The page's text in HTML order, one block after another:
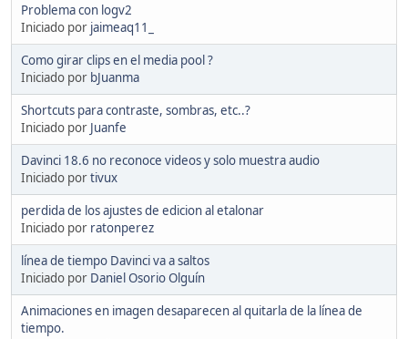
Problema con logv2
Iniciado por jaimeaq11_
Como girar clips en el media pool ?
Iniciado por bJuanma
Shortcuts para contraste, sombras, etc..?
Iniciado por Juanfe
Davinci 18.6 no reconoce videos y solo muestra audio
Iniciado portivux
perdida de los ajustes de edicion al etalonar
Iniciado por ratonperez
línea de tiempo Davinci va a saltos
Iniciado por Daniel Osorio Olguín
Animaciones en imagen desaparecen al quitarla de la línea de
tiempo.